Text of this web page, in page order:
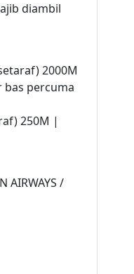
diambil
2000M
bas percuma
250M |
AIRWAYS /